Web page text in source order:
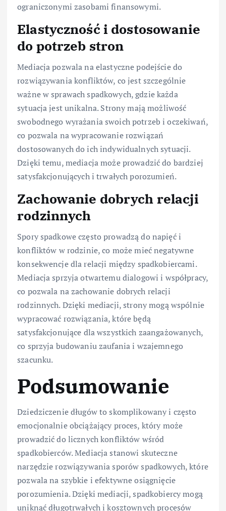
ograniczonymi zasobami finansowymi.
Elastyczność i dostosowanie
do potrzeb stron
Mediacja pozwala na elastyczne podejście do
rozwiązywania konfliktów, co jest szczególnie
ważne w sprawach spadkowych, gdzie każda
sytuacja jest unikalna. Strony mają możliwość
swobodnego wyrażania swoich potrzeb i oczekiwań,
co pozwala na wypracowanie rozwiązań
dostosowanych do ich indywidualnych sytuacji.
Dzięki temu, mediacja może prowadzić do bardziej
satysfakcjonujących i trwałych porozumień.
Zachowanie dobrych relacji
rodzinnych
Spory spadkowe często prowadzą do napięć i
konfliktów w rodzinie, co może mieć negatywne
konsekwencje dla relacji między spadkobiercami.
Mediacja sprzyja otwartemu dialogowi i współpracy,
co pozwala na zachowanie dobrych relacji
rodzinnych. Dzięki mediacji, strony mogą wspólnie
wypracować rozwiązania, które będą
satysfakcjonujące dla wszystkich zaangażowanych,
co sprzyja budowaniu zaufania i wzajemnego
szacunku.
Podsumowanie
Dziedziczenie długów to skomplikowany i często
emocjonalnie obciążający proces, który może
prowadzić do licznych konfliktów wśród
spadkobierców. Mediacja stanowi skuteczne
narzędzie rozwiązywania sporów spadkowych, które
pozwala na szybkie i efektywne osiągnięcie
porozumienia. Dzięki mediacji, spadkobiercy mogą
uniknąć długotrwałych i kosztownych procesów